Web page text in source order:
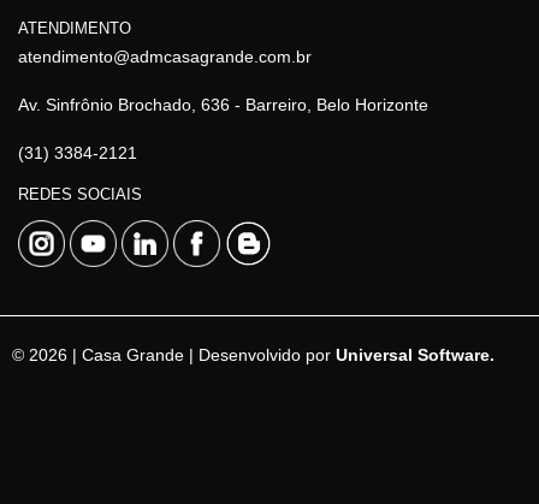
ATENDIMENTO
atendimento@admcasagrande.com.br
Av. Sinfrônio Brochado, 636 - Barreiro, Belo Horizonte
(31) 3384-2121
REDES SOCIAIS
© 2026 | Casa Grande | Desenvolvido por Universal Software.